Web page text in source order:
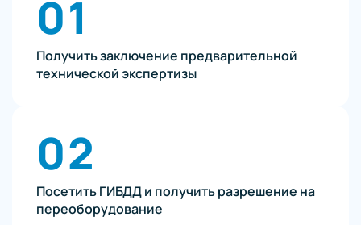
01
Получить заключение предварительной
технической экспертизы
02
Посетить ГИБДД и получить разрешение на
переоборудование